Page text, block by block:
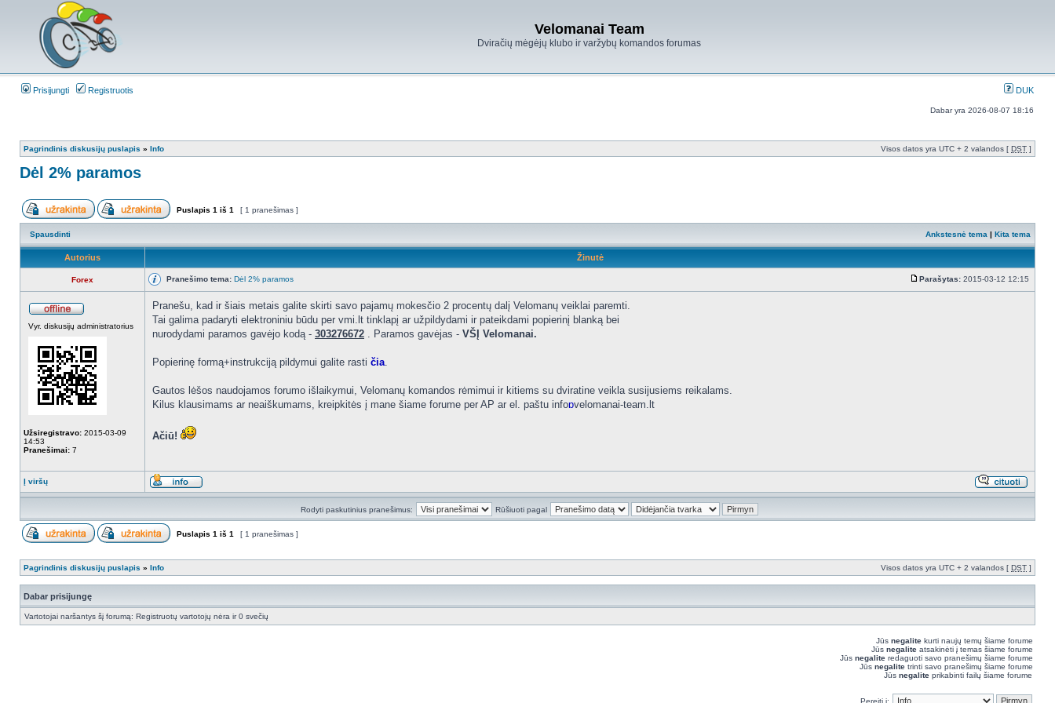
Velomanai Team
Dviračių mėgėjų klubo ir varžybų komandos forumas
Prisijungti Registruotis DUK
Dabar yra 2026-08-07 18:16
Pagrindinis diskusijų puslapis » Info Visos datos yra UTC + 2 valandos [ DST ]
Dėl 2% paramos
Puslapis 1 iš 1 [ 1 pranešimas ]
Spausdinti Ankstesnė tema | Kita tema
Autorius Žinutė
Forex Pranešimo tema: Dėl 2% paramos Parašytas: 2015-03-12 12:15
Vyr. diskusijų administratorius
Užsiregistravo: 2015-03-09
14:53
Pranešimai: 7
Pranešu, kad ir šiais metais galite skirti savo pajamų mokesčio 2 procentų dalį Velomanų veiklai paremti.
Tai galima padaryti elektroniniu būdu per vmi.lt tinklapį ar užpildydami ir pateikdami popierinį blanką bei
nurodydami paramos gavėjo kodą - 303276672 . Paramos gavėjas - VŠĮ Velomanai.
Popierinę formą+instrukciją pildymui galite rasti čia.
Gautos lėšos naudojamos forumo išlaikymui, Velomanų komandos rėmimui ir kitiems su dviratine veikla susijusiems reikalams.
Kilus klausimams ar neaiškumams, kreipkitės į mane šiame forume per AP ar el. paštu infoɒvelomanai-team.lt
Ačiū!
Į viršų
Rodyti paskutinius pranešimus: Rūšiuoti pagal
Puslapis 1 iš 1 [ 1 pranešimas ]
Pagrindinis diskusijų puslapis » Info Visos datos yra UTC + 2 valandos [ DST ]
Dabar prisijungę
Vartotojai naršantys šį forumą: Registruotų vartotojų nėra ir 0 svečių
Jūs negalite kurti naujų temų šiame forume
Jūs negalite atsakinėti į temas šiame forume
Jūs negalite redaguoti savo pranešimų šiame forume
Jūs negalite trinti savo pranešimų šiame forume
Jūs negalite prikabinti failų šiame forume
Pereiti į: